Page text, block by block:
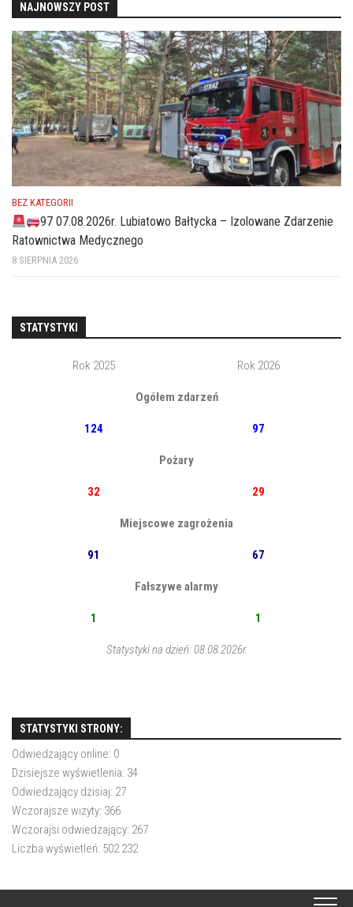
NAJNOWSZY POST
BEZ KATEGORII
97 07.08.2026r. Lubiatowo Bałtycka – Izolowane Zdarzenie
Ratownictwa Medycznego
8 SIERPNIA 2026
STATYSTYKI
Rok 2025 Rok 2026
Ogółem zdarzeń
124 97
Pożary
32 29
Miejscowe zagrożenia
91 67
Fałszywe alarmy
1 1
Statystyki na dzień: 08.08.2026r.
STATYSTYKI STRONY:
Odwiedzający online: 0
Dzisiejsze wyświetlenia: 34
Odwiedzający dzisiaj: 27
Wczorajsze wizyty: 366
Wczorajsi odwiedzający: 267
Liczba wyświetleń: 502 232